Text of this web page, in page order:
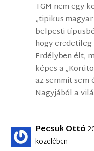
TGM nem egy
„tipikus
belpesti
hogy
Erdélyben élt,
képes a
az semmit sem
Nagyjából a
Pecsuk Ottó
közelében